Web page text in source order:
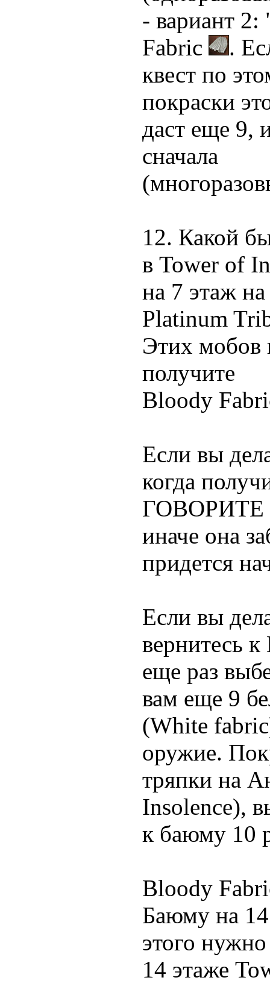
- вариант
Fabric
.
квест по
покраски
даст еще 9,
сначала
12. Какой
в Tower of
на 7 этаж
Platinum
Этих мобов
получите
Bloody
Если вы
когда
ГОВОРИТЕ
иначе она
придется
Если вы
вернитесь
еще раз
вам еще 9
(White
оружие.
тряпки на
Insolence),
к баюму 10
Bloody
Баюму на
этого
14 этаже